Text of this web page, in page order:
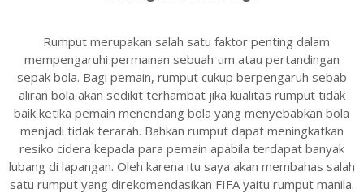
Rumput merupakan salah satu faktor penting dalam
mempengaruhi permainan sebuah tim atau pertandingan
sepak bola. Bagi pemain, rumput cukup berpengaruh sebab
aliran bola akan sedikit terhambat jika kualitas rumput tidak
baik ketika pemain menendang bola yang menyebabkan bola
menjadi tidak terarah. Bahkan rumput dapat meningkatkan
resiko cidera kepada para pemain apabila terdapat banyak
lubang di lapangan. Oleh karena itu saya akan membahas salah
satu rumput yang direkomendasikan FIFA yaitu rumput manila.